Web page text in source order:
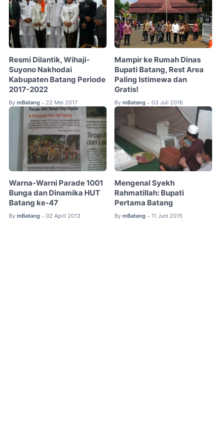
Resmi Dilantik, Wihaji-
Suyono Nakhodai
Kabupaten Batang Periode
2017-2022
By mBatang • 22 Mei 2017
Mampir ke Rumah Dinas
Bupati Batang, Rest Area
Paling Istimewa dan
Gratis!
By mBatang • 03 Juli 2016
Warna-Warni Parade 1001
Bunga dan Dinamika HUT
Batang ke-47
By mBatang • 02 April 2013
Mengenal Syekh
Rahmatillah: Bupati
Pertama Batang
By mBatang • 11 Juni 2015